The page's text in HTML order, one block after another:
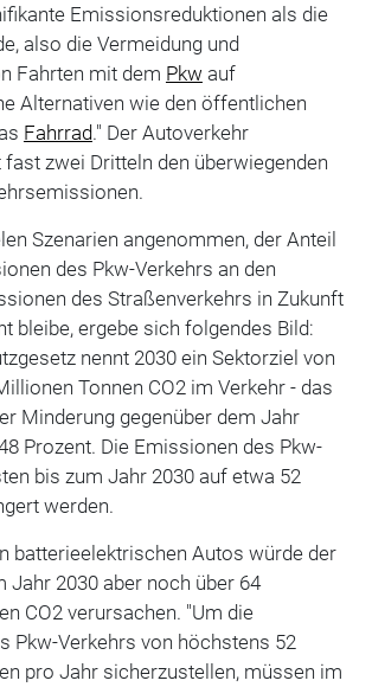
Emissionsreduktionen als die
also die Vermeidung und
Fahrten mit dem Pkw auf
Alternativen wie den öffentlichen
Fahrrad." Der Autoverkehr
zwei Dritteln den überwiegenden
Szenarien angenommen, der Anteil
des Pkw-Verkehrs an den
des Straßenverkehrs in Zukunft
bleibe, ergebe sich folgendes Bild:
nennt 2030 ein Sektorziel von
Tonnen CO2 im Verkehr - das
Minderung gegenüber dem Jahr
Prozent. Die Emissionen des Pkw-
bis zum Jahr 2030 auf etwa 52
werden.
batterieelektrischen Autos würde der
Jahr 2030 aber noch über 64
CO2 verursachen. "Um die
Pkw-Verkehrs von höchstens 52
pro Jahr sicherzustellen, müssen im